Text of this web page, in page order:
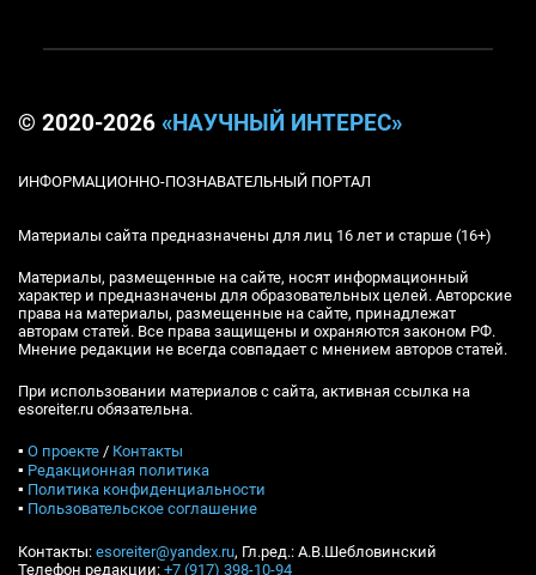
© 2020-2026 «НАУЧНЫЙ ИНТЕРЕС»
ИНФОРМАЦИОННО-ПОЗНАВАТЕЛЬНЫЙ ПОРТАЛ
Материалы сайта предназначены для лиц 16 лет и старше (16+)
Материалы, размещенные на сайте, носят информационный
характер и предназначены для образовательных целей. Авторские
права на материалы, размещенные на сайте, принадлежат
авторам статей. Все права защищены и охраняются законом РФ.
Мнение редакции не всегда совпадает с мнением авторов статей.
При использовании материалов с сайта, активная ссылка на
esoreiter.ru обязательна.
▪ О проекте / Контакты
▪ Редакционная политика
▪ Политика конфиденциальности
▪ Пользовательское соглашение
Контакты: esoreiter@yandex.ru, Гл.ред.: А.В.Шебловинский
Телефон редакции: +7 (917) 398-10-94